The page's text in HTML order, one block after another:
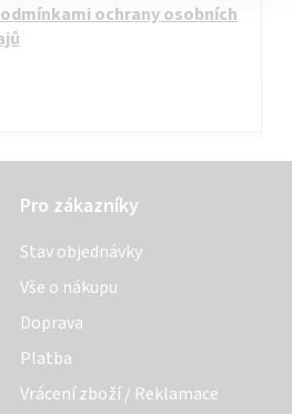
ochrany osobních
Pro zákazníky
Stav objednávky
Vše o nákupu
Doprava
Platba
Vrácení zboží / Reklamace